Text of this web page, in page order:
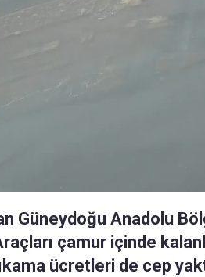
Güneydoğu Anadolu
çamur içinde
ücretleri de cep